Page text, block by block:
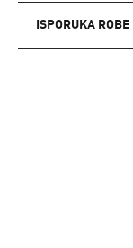
ISPORUKA ROBE